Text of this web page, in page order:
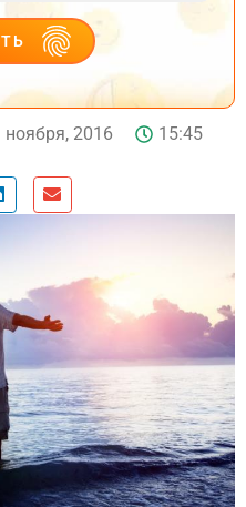
ноября, 2016
15:45